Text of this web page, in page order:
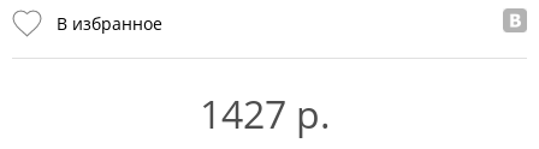
В избранное
1427 р.